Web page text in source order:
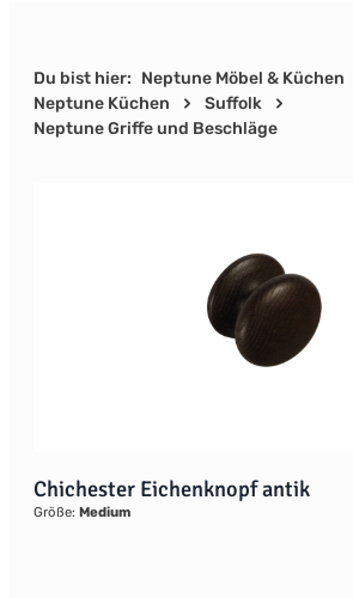
Du bist hier: Neptune Möbel & Küchen
Neptune Küchen
Suffolk
Neptune Griffe und Beschläge
Chichester Eichenknopf antik
Größe: Medium